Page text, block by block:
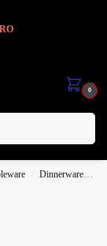
0
/ Dinnerware